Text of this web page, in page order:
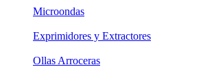
Microondas
Exprimidores y Extractores
Ollas Arroceras